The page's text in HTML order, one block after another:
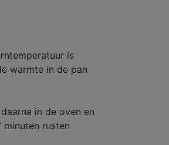
is
warmte in de pan
in de oven en
rusten